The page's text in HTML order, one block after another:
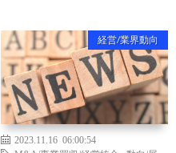
経営/業界動向
2023.11.16 06:00:54